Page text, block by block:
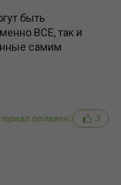
быть
ВСЕ, так и
самим
полезен: 3